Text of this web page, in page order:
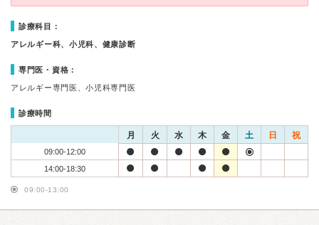
診療科目：
アレルギー科、小児科、健康診断
専門医・資格：
アレルギー専門医、小児科専門医
診療時間
月 火 水 木 金 土 日 祝
09:00-12:00
14:00-18:30
09:00-13:00